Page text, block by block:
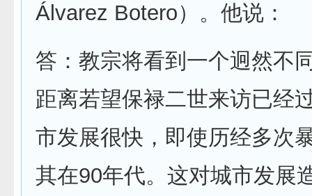
Álvarez Botero）。他说：
答：教宗将看到一个迥然不
距离若望保禄二世来访已经
市发展很快，即使历经多次
其在90年代。这对城市发展